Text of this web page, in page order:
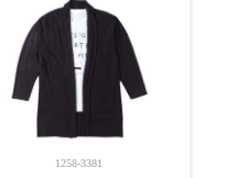
1258-3381